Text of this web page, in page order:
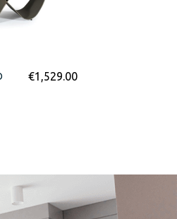
€1,529.00